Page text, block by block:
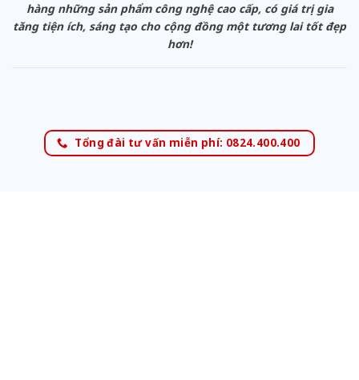
hàng những sản phẩm công nghệ cao cấp, có giá trị gia
tăng tiện ích, sáng tạo cho cộng đồng một tương lai tốt đẹp
hơn!
Tổng đài tư vấn miễn phí: 0824.400.400